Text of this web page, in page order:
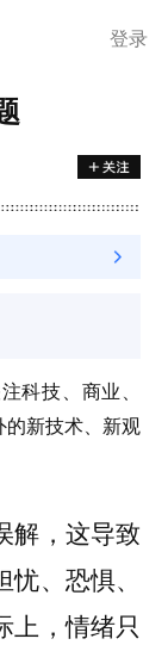
登录
科技、商业、
新技术、新观
解，这导致
、恐惧、
上，情绪只